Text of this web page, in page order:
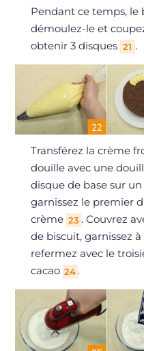
Pendant ce temps, le
démoulez-le et
obtenir 3 disques 21 .
Transférez la crème
douille avec une
disque de base sur
garnissez le premier
crème 23 . Couvrez
de biscuit, garnissez
refermez avec le
cacao 24 .